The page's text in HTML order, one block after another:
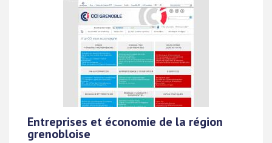
Entreprises et économie de la région
grenobloise